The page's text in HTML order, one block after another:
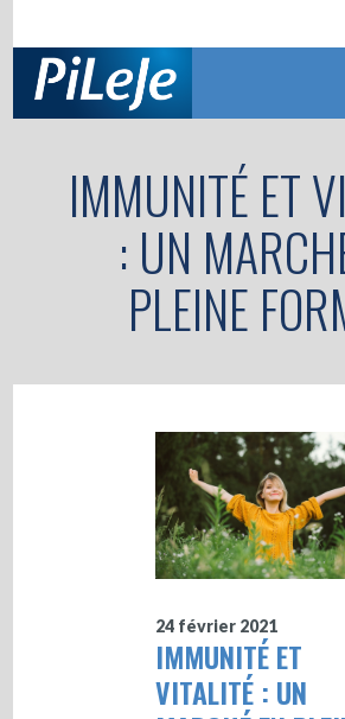
IMMUNITÉ ET
: UN
PLEINE
24 février 2021
IMMUNITÉ ET
VITALITÉ : UN